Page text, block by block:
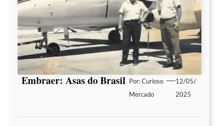
Embraer: Asas do Brasil Por:Curioso
Mercado
12/05/
2025